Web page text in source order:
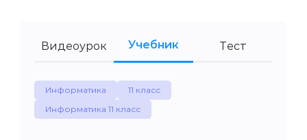
Видеоурок Учебник Тест
Информатика
11 класс
Информатика 11 класс